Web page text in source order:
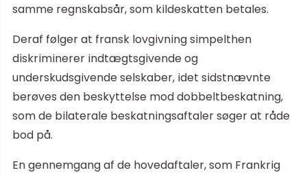
samme regnskabsår, som kildeskatten betales.
Deraf følger at fransk lovgivning simpelthen
diskriminerer indtægtsgivende og
underskudsgivende selskaber, idet sidstnævnte
berøves den beskyttelse mod dobbeltbeskatning,
som de bilaterale beskatningsaftaler søger at råde
bod på.
En gennemgang af de hovedaftaler, som Frankrig